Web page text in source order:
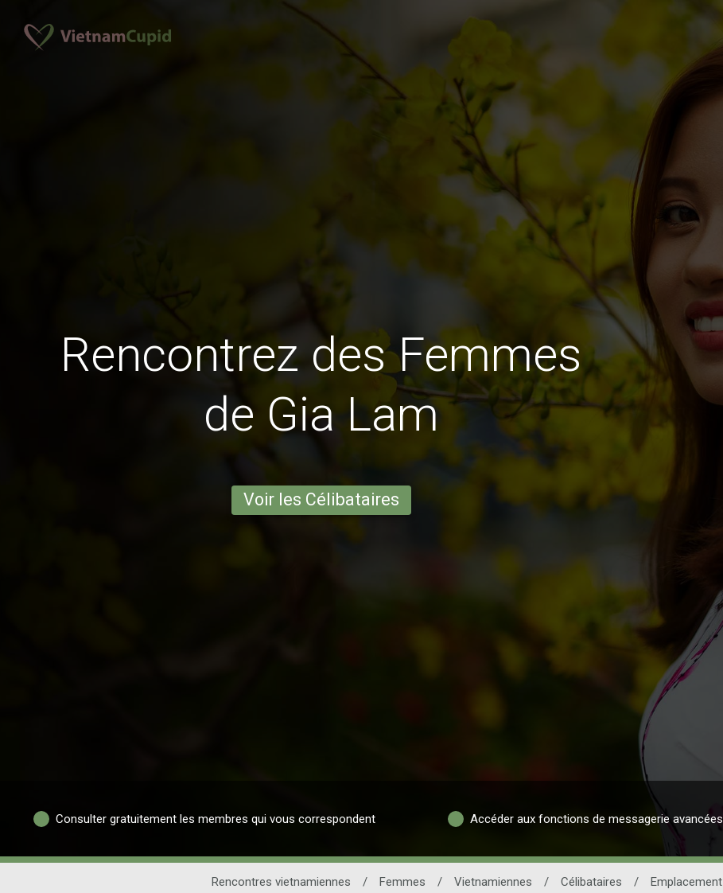
Rencontrez des Femmes
de Gia Lam
Voir les Célibataires
Consulter gratuitement les membres qui vous correspondent Accéder aux fonctions de messagerie avancées
Rencontres vietnamiennes / Femmes / Vietnamiennes / Célibataires / Emplacement